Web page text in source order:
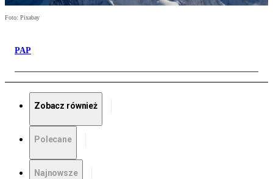
Foto: Pixabay
PAP
Zobacz również
Polecane
Najnowsze